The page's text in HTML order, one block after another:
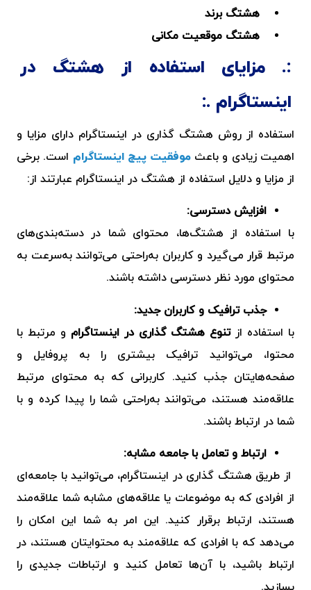
هشتگ برند
هشتگ موقعیت مکانی
مزایای استفاده از هشتگ در
اینستاگرام
استفاده از روش هشتگ‌ گذاری در اینستاگرام دارای مزایا و
اهمیت زیادی و باعثموفقیت پیج اینستاگرام است. برخی
از مزایا و دلایل استفاده از هشتگ در اینستاگرام عبارتند از:
افزایش دسترسی:
با استفاده از هشتگ‌ها، محتوای شما در دسته‌بندی‌های
مرتبط قرار می‌گیرد و کاربران به‌راحتی می‌توانند به‌سرعت به
محتوای مورد نظر دسترسی داشته باشند.
جذب ترافیک و کاربران جدید:
با استفاده ازتنوع هشتگ‌ گذاری در اینستاگرام و مرتبط با
محتوا، می‌توانید ترافیک بیشتری را به پروفایل و
صفحه‌هایتان جذب کنید. کاربرانی که به محتوای مرتبط
علاقه‌مند هستند، می‌توانند به‌راحتی شما را پیدا کرده و با
شما در ارتباط باشند.
ارتباط و تعامل با جامعه مشابه:
از طریق هشتگ‌ گذاری در اینستاگرام، می‌توانید با جامعه‌ای
از افرادی که به موضوعات یا علاقه‌های مشابه شما علاقه‌مند
هستند، ارتباط برقرار کنید. این امر به شما این امکان را
می‌دهد که با افرادی که علاقه‌مند به محتوایتان هستند، در
ارتباط باشید، با آن‌ها تعامل کنید و ارتباطات جدیدی را